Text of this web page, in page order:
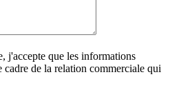
j'accepte que les informations
cadre de la relation commerciale qui